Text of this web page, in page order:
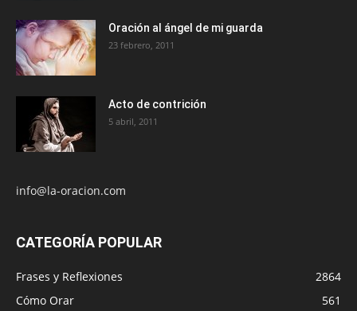
Oración al ángel de mi guarda
23 febrero, 2011
Acto de contrición
5 abril, 2011
info@la-oracion.com
CATEGORÍA POPULAR
Frases y Reflexiones
2864
Cómo Orar
561